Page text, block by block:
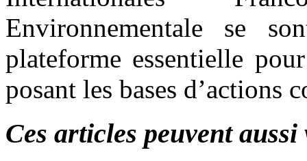
Environnementale se
plateforme essentielle
posant les bases d’actions
Ces articles peuvent